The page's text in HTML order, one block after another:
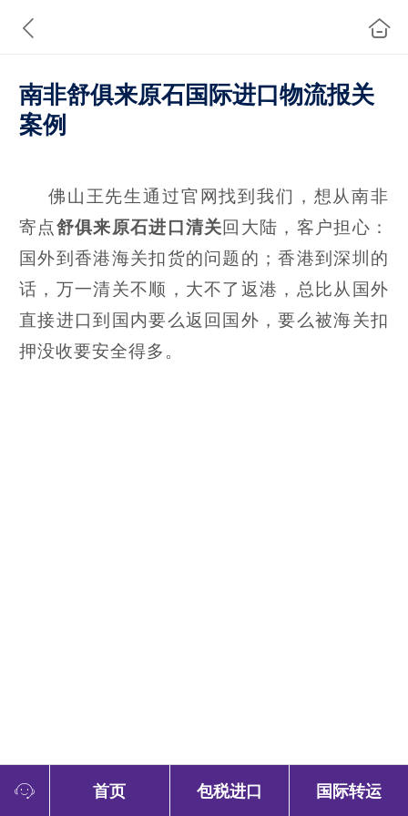
南非舒俱来原石国际进口物流报关
案例
佛山王先生通过官网找到我们，想从南非
寄点舒俱来原石进口清关回大陆，客户担心：
国外到香港海关扣货的问题的；香港到深圳的
话，万一清关不顺，大不了返港，总比从国外
直接进口到国内要么返回国外，要么被海关扣
押没收要安全得多。
首页 包税进口 国际转运